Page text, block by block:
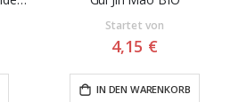
Startet von
4,15 €
IN DEN WARENKORB